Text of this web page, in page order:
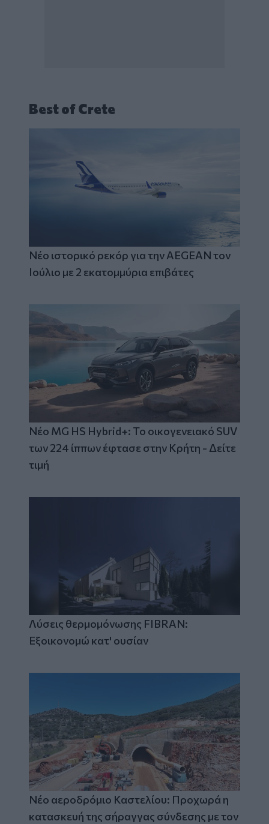
Best of Crete
Νέο ιστορικό ρεκόρ για την AEGEAN τον
Ιούλιο με 2 εκατομμύρια επιβάτες
Νέο MG HS Hybrid+: Το οικογενειακό SUV
των 224 ίππων έφτασε στην Κρήτη - Δείτε
τιμή
Λύσεις θερμομόνωσης FIBRAN:
Εξοικονομώ κατ' ουσίαν
Νέο αεροδρόμιο Καστελίου: Προχωρά η
κατασκευή της σήραγγας σύνδεσης με τον